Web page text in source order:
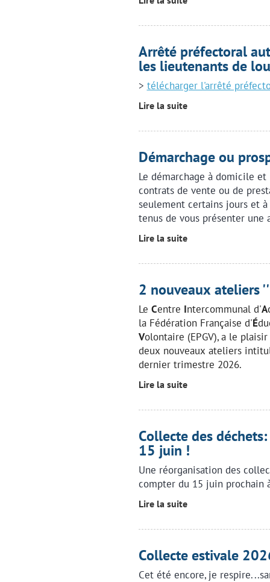
Arrêté préfectoral
les lieutenants de
> télécharger l'arrêté
Lire la suite
Démarchage ou
Le démarchage à domicile
contrats de vente ou de
seulement certains jours et
tenus de vous présenter
Lire la suite
2 nouveaux ateliers
Le Centre Intercommunal d'A
la Fédération Française d'É
Volontaire (EPGV), a le
deux nouveaux ateliers
dernier trimestre 2026.
Lire la suite
Collecte des
15 juin !
Une réorganisation des
compter du 15 juin prochain
Lire la suite
Collecte estivale
Cet été encore, je